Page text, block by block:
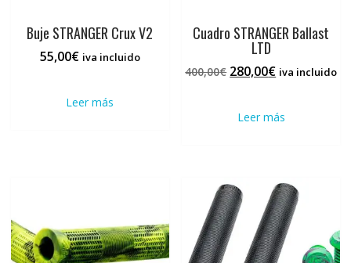
Buje STRANGER Crux V2
55,00€ iva incluido
Leer más
Cuadro STRANGER Ballast
LTD
400,00€ El
era:
280,00€El
es:
iva incluido
Leer más